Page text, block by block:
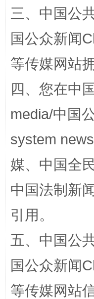
漫山遍野的桃花与雪
三、中国公
国公众新闻
等传媒网站
四、您在中
media/中国
system
媒、中国全
中国法制新
引用。
五、中国公
国公众新闻
等传媒网站